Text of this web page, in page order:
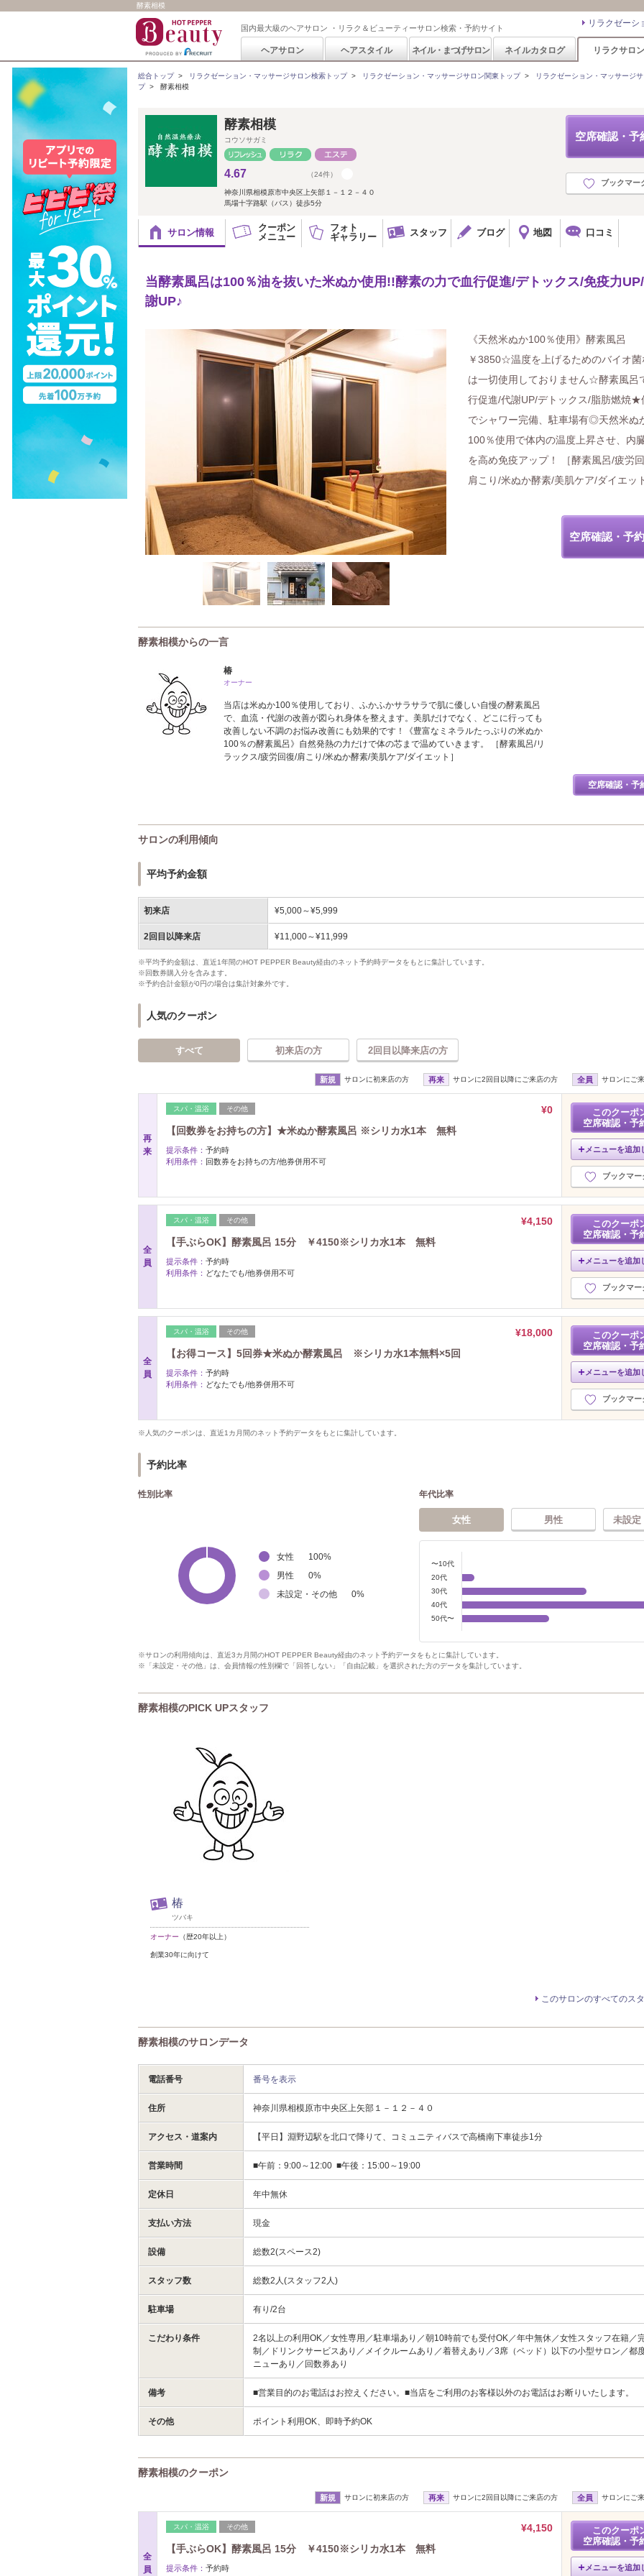
酵素相模
国内最大級のヘアサロン ・リラク＆ビューティーサロン検索・予約サイト リラクゼーシ
ヘアサロン ヘアスタイル ネイル・まつげサロン ネイルカタログ リラクサロン
総合トップ> リラクゼーション・マッサージサロン検索トップ> リラクゼーション・マッサージサロン関東トップ>
リラクゼーション・マッサージ
プ> 酵素相模
空席確認・予
ブックマー
酵素相模
コウソサガミ
4.67 （24件）
神奈川県相模原市中央区上矢部１－１２－４０
馬場十字路駅（バス）徒歩5分
サロン情報
クーポン
メニュー
フォト
ギャラリー
スタッフ ブログ 地図 口コミ
当酵素風呂は100％油を抜いた米ぬか使用!!酵素の力で血行促進/デトックス/免疫力
謝UP♪
《天然米ぬか100％使用》酵素風呂
￥3850☆温度を上げるためのバイオ菌
は一切使用しておりません☆酵素風呂
行促進/代謝UP/デトックス/脂肪燃焼★
でシャワー完備、駐車場有◎天然米ぬ
100％使用で体内の温度上昇させ、内
を高め免疫アップ！ ［酵素風呂/疲労
肩こり/米ぬか酵素/美肌ケア/ダイエッ
空席確認・予
酵素相模からの一言
椿
オーナー
当店は米ぬか100％使用しており、ふかふかサラサラで肌に優しい自慢の酵素風呂
で、血流・代謝の改善が図られ身体を整えます。美肌だけでなく、どこに行っても
改善しない不調のお悩み改善にも効果的です！《豊富なミネラルたっぷりの米ぬか
100％の酵素風呂》自然発熱の力だけで体の芯まで温めていきます。 ［酵素風呂/リ
ラックス/疲労回復/肩こり/米ぬか酵素/美肌ケア/ダイエット］
空席確認・予
サロンの利用傾向
平均予約金額
初来店 ¥5,000～¥5,999
2回目以降来店 ¥11,000～¥11,999
※平均予約金額は、直近1年間のHOT PEPPER Beauty経由のネット予約時データをもとに集計しています。
※回数券購入分を含みます。
※予約合計金額が0円の場合は集計対象外です。
人気のクーポン
すべて 初来店の方 2回目以降来店の方
新規 サロンに初来店の方 再来 サロンに2回目以降にご来店の方 全員 サロンにご
再
来
スパ・温浴 その他
¥0
【回数券をお持ちの方】★米ぬか酵素風呂 ※シリカ水1本 無料
提示条件： 予約時
利用条件： 回数券をお持ちの方/他券併用不可
このクーポ
空席確認・予
メニューを追加
ブックマー
全
員
スパ・温浴 その他
¥4,150
【手ぶらOK】酵素風呂 15分 ￥4150※シリカ水1本 無料
提示条件： 予約時
利用条件： どなたでも/他券併用不可
このクーポ
空席確認・予
メニューを追加
ブックマー
全
員
スパ・温浴 その他
¥18,000
【お得コース】5回券★米ぬか酵素風呂 ※シリカ水1本無料×5回
提示条件： 予約時
利用条件： どなたでも/他券併用不可
このクーポ
空席確認・予
メニューを追加
ブックマー
※人気のクーポンは、直近1カ月間のネット予約データをもとに集計しています。
予約比率
性別比率
女性 100%
男性
0%
未設定・その他
0%
年代比率
女性 男性 未設定
〜10代
20代
30代
40代
50代〜
※サロンの利用傾向は、直近3カ月間のHOT PEPPER Beauty経由のネット予約データをもとに集計しています。
※「未設定・その他」は、会員情報の性別欄で「回答しない」「自由記載」を選択された方のデータを集計しています。
酵素相模のPICK UPスタッフ
椿
ツバキ
オーナー （歴20年以上）
創業30年に向けて
このサロンのすべてのス
酵素相模のサロンデータ
電話番号 番号を表示
住所 神奈川県相模原市中央区上矢部１－１２－４０
アクセス・道案内 【平日】淵野辺駅を北口で降りて、コミュニティバスで高橋南下車徒歩1分
営業時間 ■午前：9:00～12:00 ■午後：15:00～19:00
定休日 年中無休
支払い方法 現金
設備 総数2(スペース2)
スタッフ数 総数2人(スタッフ2人)
駐車場 有り/2台
こだわり条件
2名以上の利用OK／女性専用／駐車場あり／朝10時前でも受付OK／年中無休／女性スタッフ在籍／
制／ドリンクサービスあり／メイクルームあり／着替えあり／3席（ベッド）以下の小型サロン／都
ニューあり／回数券あり
備考 ■営業目的のお電話はお控えください。■当店をご利用のお客様以外のお電話はお断りいたします。
その他 ポイント利用OK、即時予約OK
酵素相模のクーポン
新規 サロンに初来店の方 再来 サロンに2回目以降にご来店の方 全員 サロンにご
全
員
スパ・温浴 その他
¥4,150
【手ぶらOK】酵素風呂 15分 ￥4150※シリカ水1本 無料
提示条件： 予約時
このクーポ
空席確認・予
メニューを追加